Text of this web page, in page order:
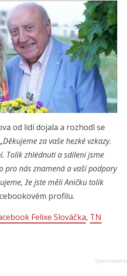
od lidí dojala a rozhodl se
Děkujeme za vaše hezké vzkazy.
Tolik zhlédnutí a sdílení jsme
pro nás znamená a vaší podpory
že jste měli Aničku tolik
profilu.
Felixe Slováčka, TN